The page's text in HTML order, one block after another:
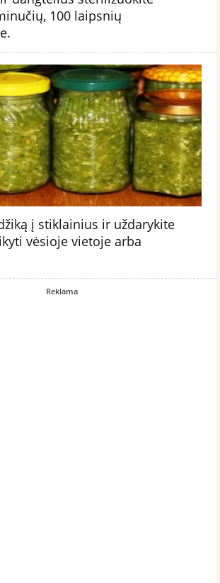
100 laipsnių
į stiklainius ir uždarykite
vėsioje vietoje arba
Reklama